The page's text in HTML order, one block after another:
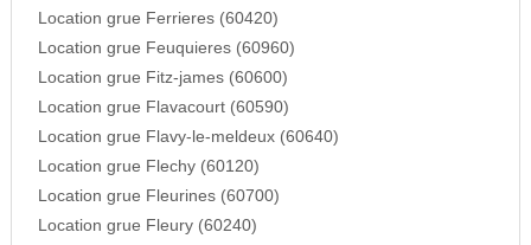
Location grue Ferrieres (60420)
Location grue Feuquieres (60960)
Location grue Fitz-james (60600)
Location grue Flavacourt (60590)
Location grue Flavy-le-meldeux (60640)
Location grue Flechy (60120)
Location grue Fleurines (60700)
Location grue Fleury (60240)